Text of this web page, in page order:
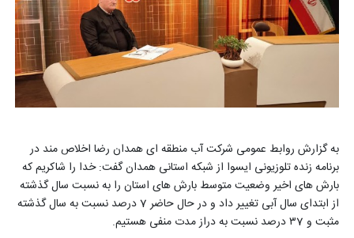
به گزارش روابط عمومی شرکت آب منطقه ای همدان رضا اخلاص مند در
برنامه زنده تلوزیونی ایسوا از شبکه استانی همدان گفت: خدا را شاکریم که
بارش های اخیر وضعیت متوسط بارش های استان را به نسبت سال گذشته
از ابتدای سال آبی تغییر داد و در حال حاضر 7 درصد نسبت به سال گذشته
مثبت و ۳7 درصد نسبت به دراز مدت منفی هستیم
.